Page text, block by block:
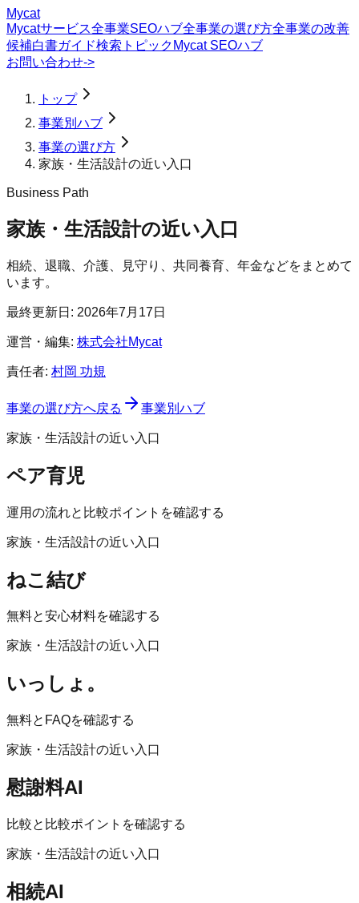
Mycat
Mycatサービス全事業SEOハブ全事業の選び方全事業の改善
候補白書ガイド検索トピック Mycat SEOハブ
お問い合わせ->
トップ
事業別ハブ
事業の選び方
家族・生活設計の近い入口
Business Path
家族・生活設計の近い入口
相続、退職、介護、見守り、共同養育、年金などをまとめて
います。
最終更新日: 2026年7月17日
運営・編集: 株式会社Mycat
責任者: 村岡 功規
事業の選び方へ戻る 事業別ハブ
家族・生活設計の近い入口
ペア育児
運用の流れと比較ポイントを確認する
家族・生活設計の近い入口
ねこ結び
無料と安心材料を確認する
家族・生活設計の近い入口
いっしょ。
無料とFAQを確認する
家族・生活設計の近い入口
慰謝料AI
比較と比較ポイントを確認する
家族・生活設計の近い入口
相続AI